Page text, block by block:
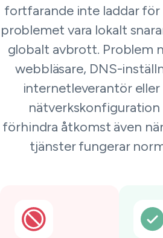
fortfarande inte laddar för
problemet vara lokalt
globalt avbrott. Problem
webbläsare, DNS-
internetleverantör eller
nätverkskonfiguration
förhindra åtkomst även
tjänster fungerar